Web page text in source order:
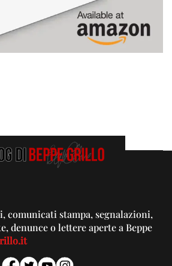
comunicati stampa, segnalazioni,
denunce o lettere aperte a Beppe